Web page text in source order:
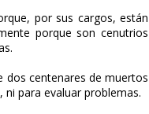
por sus cargos, están
porque son cenutrios
dos centenares de muertos
para evaluar problemas.